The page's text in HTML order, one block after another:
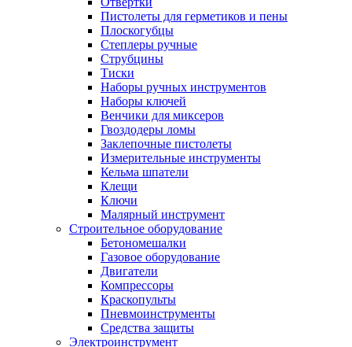
Пистолеты для герметиков и пены
Плоскогубцы
Степлеры ручные
Струбцины
Тиски
Наборы ручных инструментов
Наборы ключей
Венчики для миксеров
Гвоздодеры ломы
Заклепочные пистолеты
Измерительные инструменты
Кельма шпатели
Клещи
Ключи
Малярный инструмент
Строительное оборудование
Бетономешалки
Газовое оборудование
Двигатели
Компрессоры
Краскопульты
Пневмоинструменты
Средства защиты
Электроинструмент